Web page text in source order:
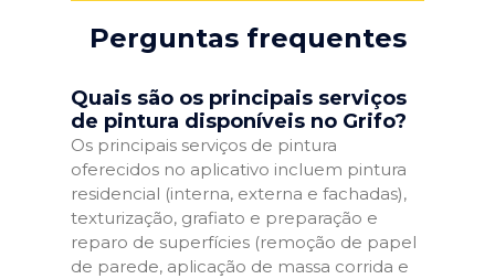
Perguntas frequentes
Quais são os principais serviços
de pintura disponíveis no Grifo?
Os principais serviços de pintura
oferecidos no aplicativo incluem pintura
residencial (interna, externa e fachadas),
texturização, grafiato e preparação e
reparo de superfícies (remoção de papel
de parede, aplicação de massa corrida e